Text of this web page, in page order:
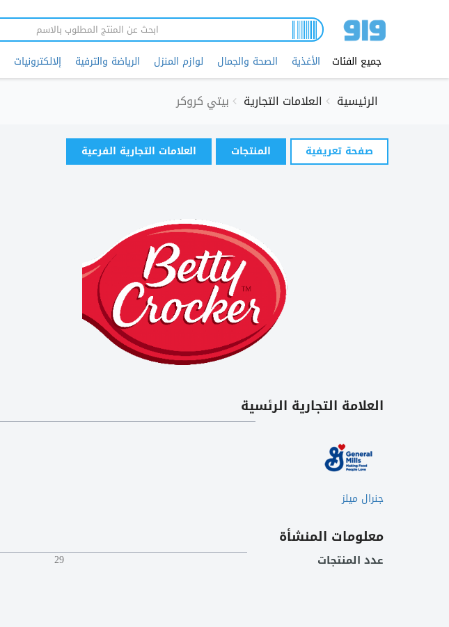
جميع الفئات الأغذية الصحة والجمال لوازم المنزل الرياضة والترفية إلالكترونيات
الرئيسية العلامات التجارية بيتي كروكر
التبويبات
الأساسية
صفحة تعريفية
التبويب
المنتجات العلامات التجارية الفرعية
العلامة التجارية الرئسية
جنرال ميلز
معلومات المنشأة
عدد المنتجات 29